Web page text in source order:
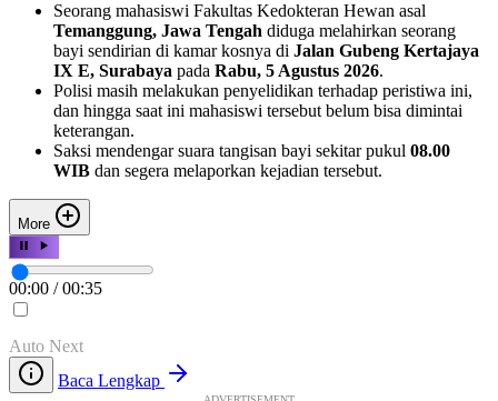
Seorang mahasiswi Fakultas Kedokteran Hewan asal
Temanggung, Jawa Tengah diduga melahirkan seorang
bayi sendirian di kamar kosnya di Jalan Gubeng Kertajaya
IX E, Surabaya pada Rabu, 5 Agustus 2026.
Polisi masih melakukan penyelidikan terhadap peristiwa ini,
dan hingga saat ini mahasiswi tersebut belum bisa dimintai
keterangan.
Saksi mendengar suara tangisan bayi sekitar pukul 08.00
WIB dan segera melaporkan kejadian tersebut.
More
00:00 /00:35
Auto Next
Baca Lengkap